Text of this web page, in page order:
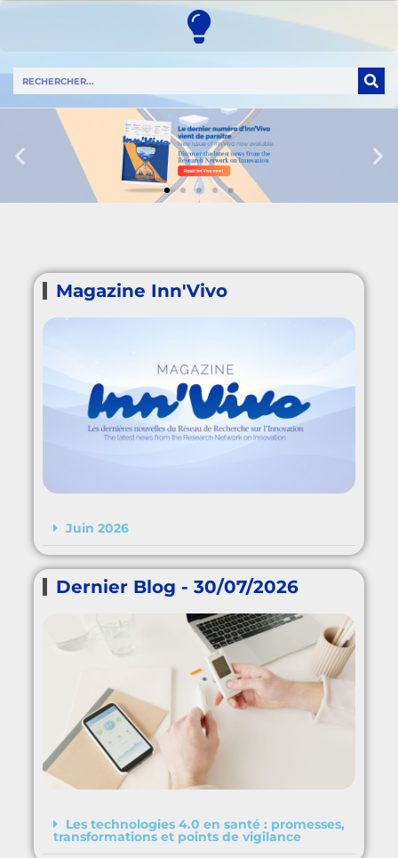
Magazine Inn'Vivo
Juin 2026
Dernier Blog - 30/07/2026
Les technologies 4.0 en santé : promesses,
transformations et points de vigilance